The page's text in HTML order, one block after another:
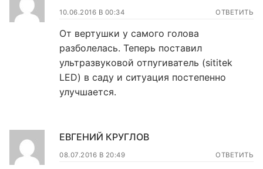
10.06.2016 В 00:34 ОТВЕТИТЬ
От вертушки у самого голова
разболелась. Теперь поставил
ультразвуковой отпугиватель (sititek
LED) в саду и ситуация постепенно
улучшается.
ЕВГЕНИЙ КРУГЛОВ
08.07.2016 В 20:49 ОТВЕТИТЬ